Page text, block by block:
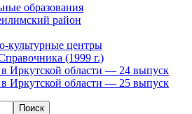
образования
район
культурные центры
(1999 г.)
в Иркутской области — 24 выпуск
в Иркутской области — 25 выпуск